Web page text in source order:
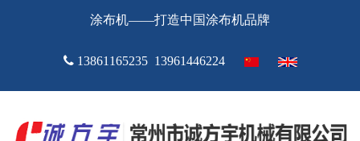
涂布机——打造中国涂布机品牌
13861165235 13961446224